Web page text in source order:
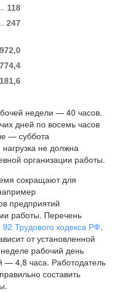
247
118
недели — 40 часов.
дней по восемь часов
— суббота
не должна
организации работы.
сокращают для
предприятий
работы. Перечень
92 Трудового кодекса РФ.
от установленной
неделе рабочий день
—4,8 часа. Работодатель
составить